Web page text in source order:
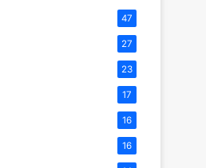
47
27
23
17
16
16